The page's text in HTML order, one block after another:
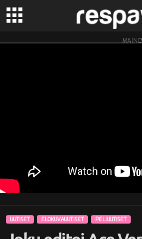
R
w
UUTISET ELOKUVAUUTISET PELIUUTISET